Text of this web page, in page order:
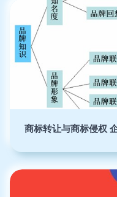
商标转让与商标侵权